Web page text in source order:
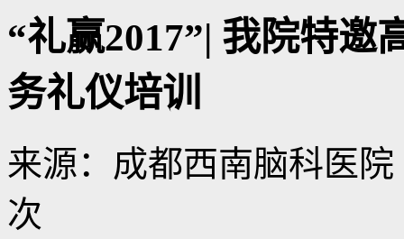
“礼赢2017”| 我院特邀
务礼仪培训
来源：成都西南脑科医院
次